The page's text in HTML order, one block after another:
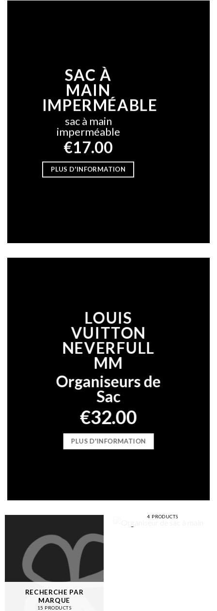
SAC À
MAIN
IMPERMÉABLE
sac à main
imperméable
€17.00
PLUS D'INFORMATION
LOUIS
VUITTON
NEVERFULL
MM
Organiseurs de
Sac
€32.00
PLUS D'INFORMATION
RECHERCHE PAR
MARQUE
15 PRODUCTS
ORGANISEUR DE SAC À
4 PRODUCTS